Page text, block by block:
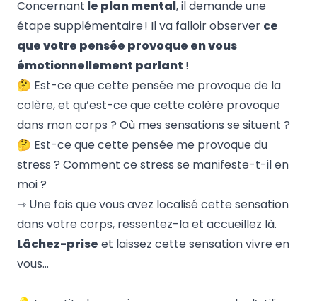
Concernant le plan mental, il demande une
étape supplémentaire ! Il va falloir observer ce
que votre pensée provoque en vous
émotionnellement parlant !
🤔 Est-ce que cette pensée me provoque de la
colère, et qu’est-ce que cette colère provoque
dans mon corps ? Où mes sensations se situent ?
🤔 Est-ce que cette pensée me provoque du
stress ? Comment ce stress se manifeste-t-il en
moi ?
⇾ Une fois que vous avez localisé cette sensation
dans votre corps, ressentez-la et accueillez là.
Lâchez-prise et laissez cette sensation vivre en
vous…